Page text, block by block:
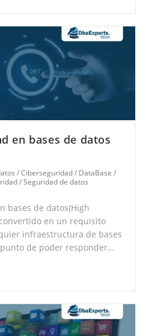
en bases de datos
/Ciberseguridad/ DataBase /
/Seguridad de datos
bases de datos(High
en un requisito
infraestructura de bases
de poder responder…